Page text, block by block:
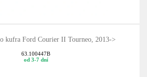
kufra Ford Courier II Tourneo, 2013->
63.100447B
od 3-7 dní